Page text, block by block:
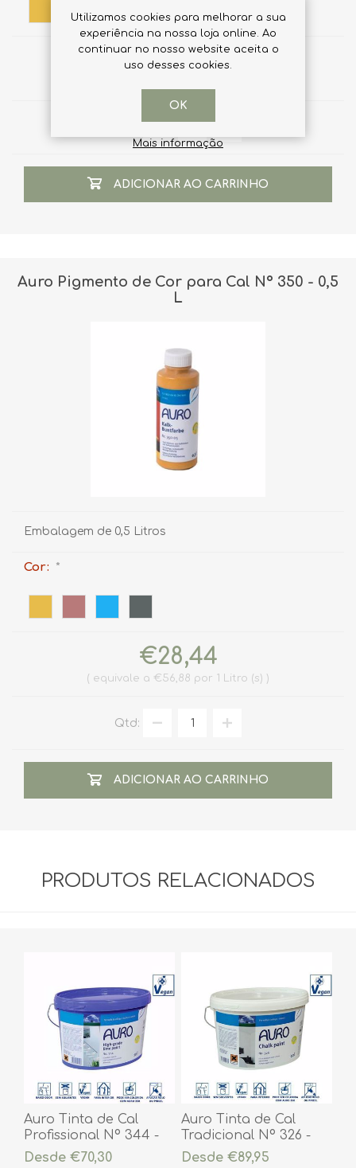
€16,61
ADICIONAR AO CARRINHO
Auro Pigmento de Cor para Cal Nº 350 - 0,5
L
Embalagem de 0,5 Litros
Cor: *
€28,44
equivale a €56,88 por 1 Litro (s)
Qtd:
ADICIONAR AO CARRINHO
PRODUTOS RELACIONADOS
Auro Tinta de Cal
Profissional Nº 344 -
Branca
Desde €70,30
Auro Tinta de Cal
Tradicional Nº 326 -
Branca
Desde €89,95
Utilizamos cookies para melhorar a sua
experiência na nossa loja online. Ao
continuar no nosso website aceita o
uso desses cookies.
OK
Mais informação